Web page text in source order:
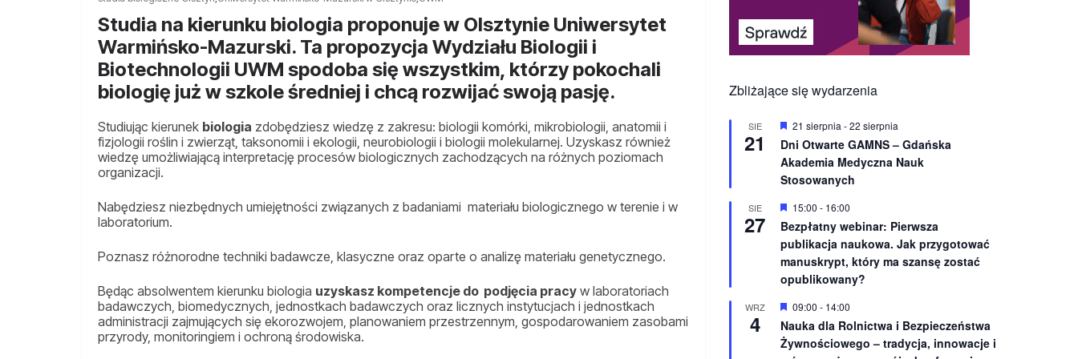
Studia na kierunku biologia proponuje w Olsztynie Uniwersytet
Warmińsko-Mazurski. Ta propozycja Wydziału Biologii i
Biotechnologii UWM spodoba się wszystkim, którzy pokochali
biologię już w szkole średniej i chcą rozwijać swoją pasję.
Studiując kierunek biologia zdobędziesz wiedzę z zakresu: biologii komórki, mikrobiologii, anatomii i
fizjologii roślin i zwierząt, taksonomii i ekologii, neurobiologii i biologii molekularnej. Uzyskasz również
wiedzę umożliwiającą interpretację procesów biologicznych zachodzących na różnych poziomach
organizacji.
Nabędziesz niezbędnych umiejętności związanych z badaniami materiału biologicznego w terenie i w
laboratorium.
Poznasz różnorodne techniki badawcze, klasyczne oraz oparte o analizę materiału genetycznego.
Będąc absolwentem kierunku biologia uzyskasz kompetencje do podjęcia pracy w laboratoriach
badawczych, biomedycznych, jednostkach badawczych oraz licznych instytucjach i jednostkach
administracji zajmujących się ekorozwojem, planowaniem przestrzennym, gospodarowaniem zasobami
przyrody, monitoringiem i ochroną środowiska.
Zbliżające się wydarzenia
SIE
21
W
r
ó
ż
n
o
n
e
21 sierpnia -22 sierpnia
Dni Otwarte GAMNS – Gdańska
Akademia Medyczna Nauk
Stosowanych
SIE
27
W
r
ó
ż
n
i
n
e
15:00 - 16:00
Bezpłatny webinar: Pierwsza
publikacja naukowa. Jak przygotować
manuskrypt, który ma szansę zostać
opublikowany?
WRZ
4
W
r
ó
09:00 - 14:00
Nauka dla Rolnictwa i Bezpieczeństwa
Żywnościowego – tradycja, innowacje i